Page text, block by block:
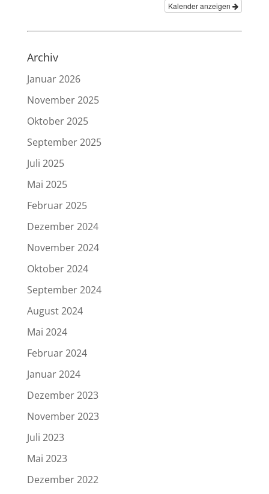
Kalender anzeigen
Archiv
Januar 2026
November 2025
Oktober 2025
September 2025
Juli 2025
Mai 2025
Februar 2025
Dezember 2024
November 2024
Oktober 2024
September 2024
August 2024
Mai 2024
Februar 2024
Januar 2024
Dezember 2023
November 2023
Juli 2023
Mai 2023
Dezember 2022